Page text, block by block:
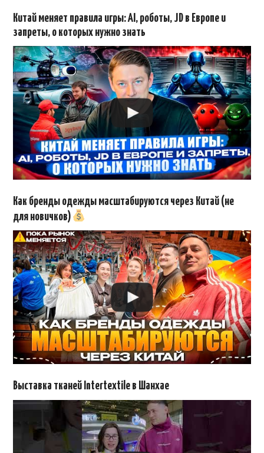
Китай меняет правила игры: AI, роботы, JD в Европе и
запреты, о которых нужно знать
Как бренды одежды масштабируются через Китай (не
для новичков)
Выставка тканей Intertextile в Шанхае